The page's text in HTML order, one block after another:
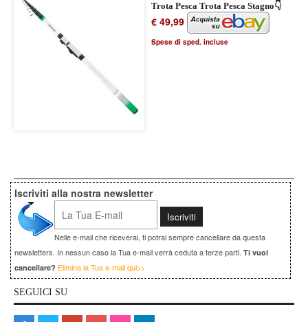
Trota Pesca Trota Pesca Stagno👇
€ 49,99
Spese di sped. incluse
Iscriviti alla nostra newsletter
Nelle e-mail che riceverai, ti potrai sempre cancellare da questa
newsletters. In nessun caso la Tua e-mail verrà ceduta a terze parti. Ti vuoi
cancellare? Elimina la Tua e-mail qui>>
SEGUICI SU